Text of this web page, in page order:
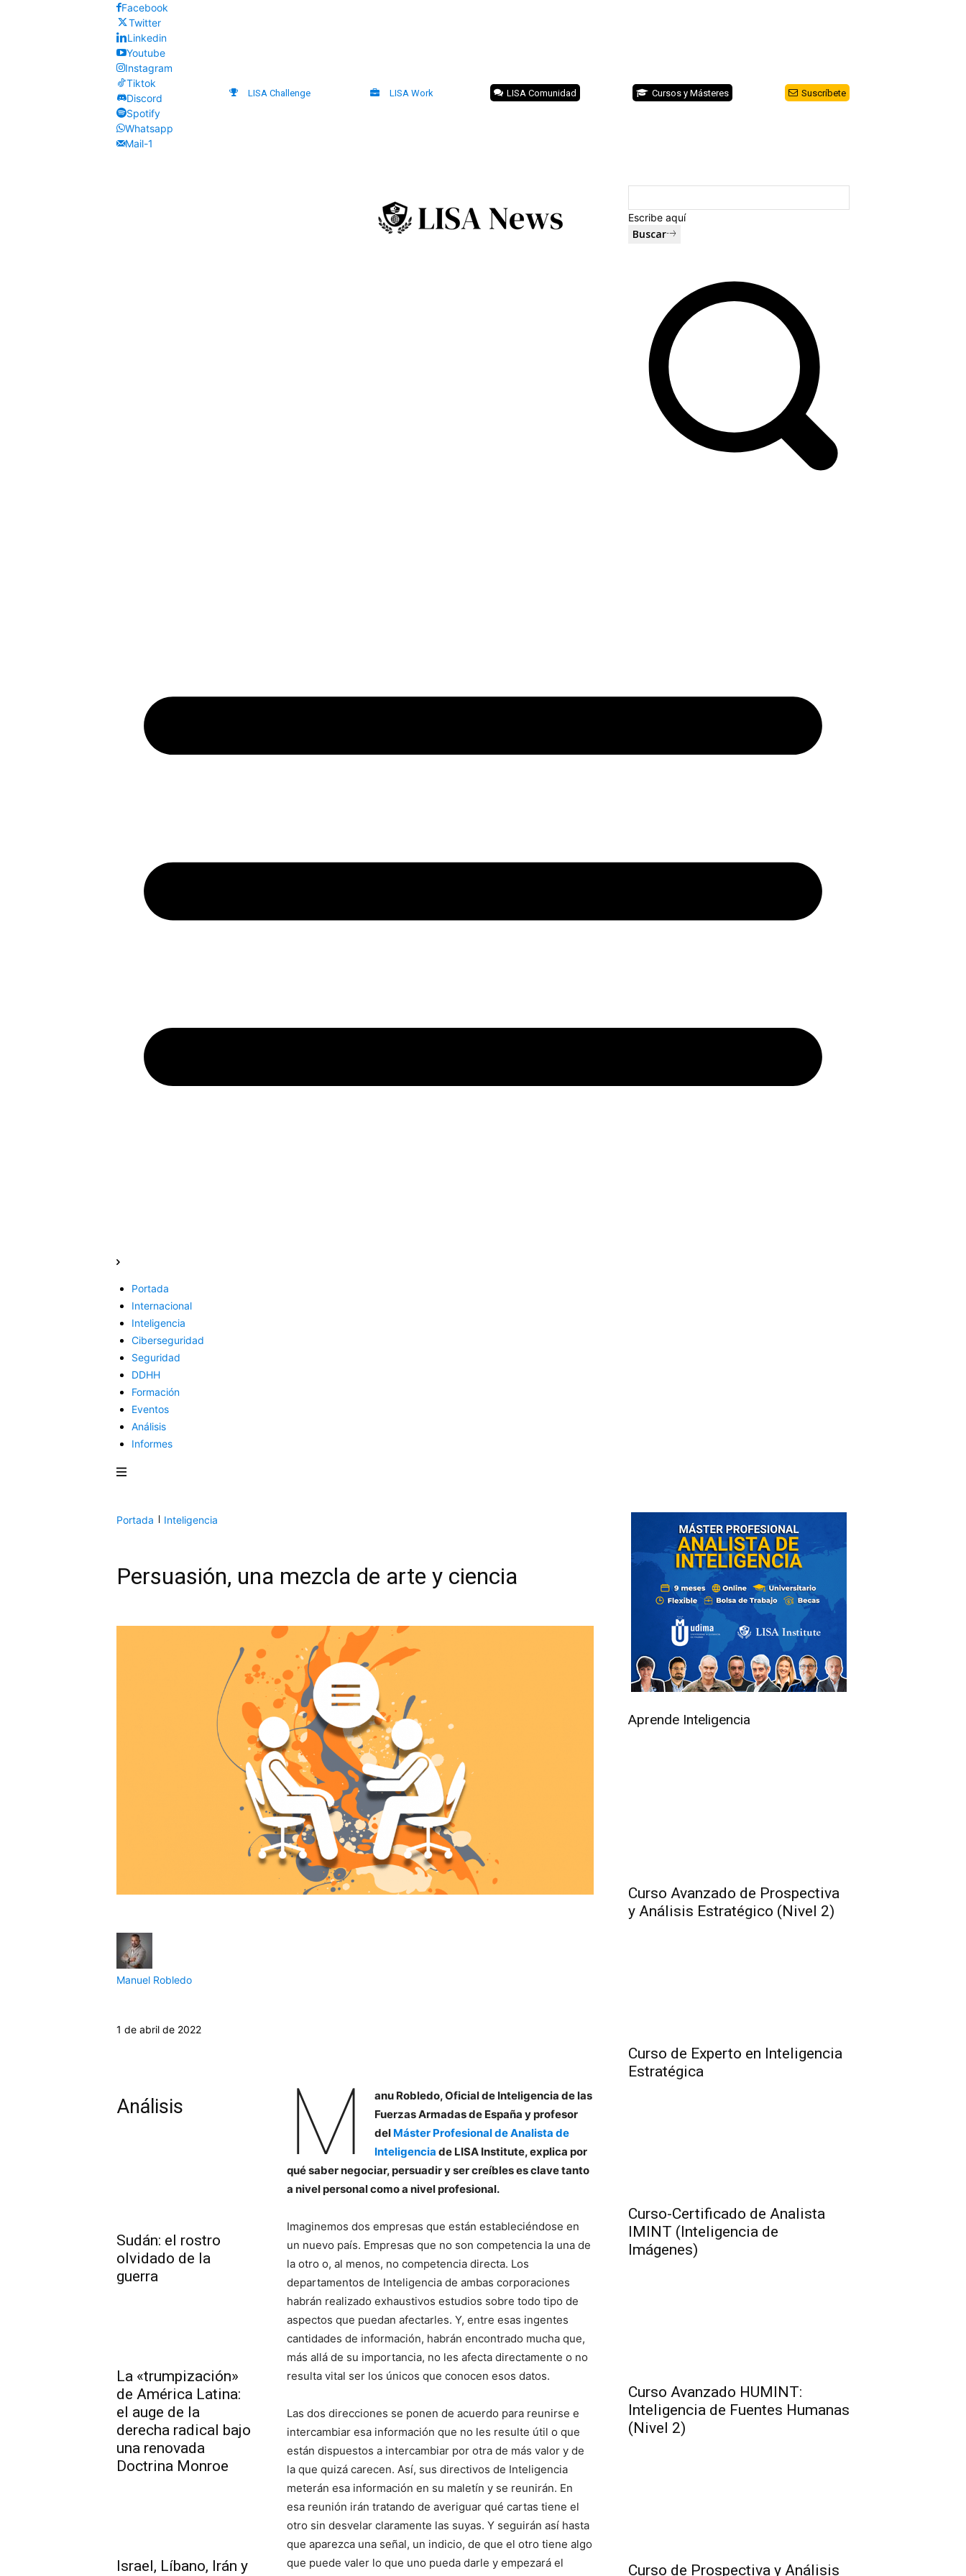
Suscríbete
Cursos y Másteres
LISA Comunidad
LISA Work
LISA Challenge
Facebook
Twitter
Linkedin
Youtube
Instagram
Tiktok
Discord
Spotify
Whatsapp
Mail-1
Escribe aquí
Buscar
Portada
Internacional
Inteligencia
Ciberseguridad
Seguridad
DDHH
Formación
Eventos
Análisis
Informes
Portada Inteligencia
Persuasión, una mezcla de arte y ciencia
Manuel Robledo
1 de abril de 2022
Análisis
Sudán: el rostro
olvidado de la
guerra
La «trumpización»
de América Latina:
el auge de la
derecha radical bajo
una renovada
Doctrina Monroe
Israel, Líbano, Irán y
M
anu Robledo, Oficial de Inteligencia de las
Fuerzas Armadas de España y profesor
del Máster Profesional de Analista de
Inteligencia de LISA Institute, explica por
qué saber negociar, persuadir y ser creíbles es clave tanto
a nivel personal como a nivel profesional.
Imaginemos dos empresas que están estableciéndose en
un nuevo país. Empresas que no son competencia la una de
la otro o, al menos, no competencia directa. Los
departamentos de Inteligencia de ambas corporaciones
habrán realizado exhaustivos estudios sobre todo tipo de
aspectos que puedan afectarles. Y, entre esas ingentes
cantidades de información, habrán encontrado mucha que,
más allá de su importancia, no les afecta directamente o no
resulta vital ser los únicos que conocen esos datos.
Las dos direcciones se ponen de acuerdo para reunirse e
intercambiar esa información que no les resulte útil o que
están dispuestos a intercambiar por otra de más valor y de
la que quizá carecen. Así, sus directivos de Inteligencia
meterán esa información en su maletín y se reunirán. En
esa reunión irán tratando de averiguar qué cartas tiene el
otro sin desvelar claramente las suyas. Y seguirán así hasta
que aparezca una señal, un indicio, de que el otro tiene algo
que puede valer lo que uno pueda darle y empezará el
Aprende Inteligencia
Curso Avanzado de Prospectiva
y Análisis Estratégico (Nivel 2)
Curso de Experto en Inteligencia
Estratégica
Curso-Certificado de Analista
IMINT (Inteligencia de
Imágenes)
Curso Avanzado HUMINT:
Inteligencia de Fuentes Humanas
(Nivel 2)
Curso de Prospectiva y Análisis